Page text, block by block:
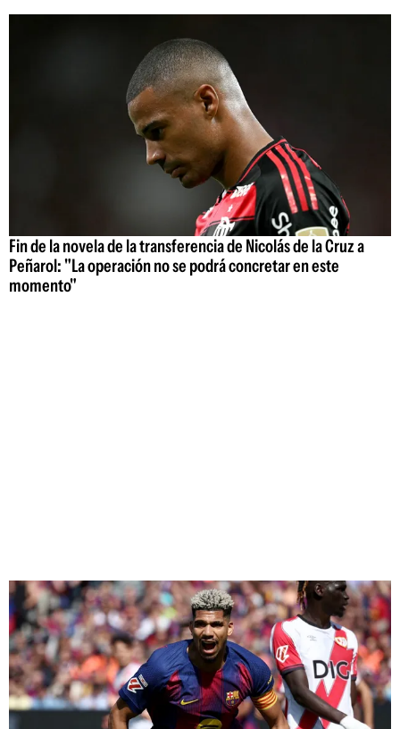
Fin de la novela de la transferencia de Nicolás de la Cruz a
Peñarol: "La operación no se podrá concretar en este
momento"